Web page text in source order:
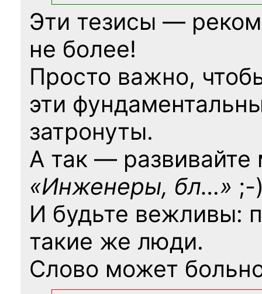
Эти тезисы —
не более!
Просто важно,
эти
затронуты.
А так — развивайте
«Инженеры, бл…» ;-
И будьте вежливы:
такие же люди.
Слово может